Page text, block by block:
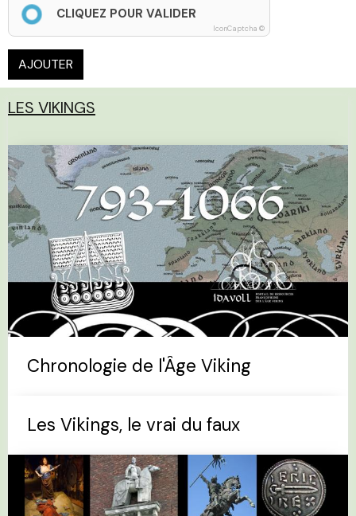
CLIQUEZ POUR VALIDER
IconCaptcha ©
AJOUTER
LES VIKINGS
Chronologie de l'Âge Viking
Les Vikings, le vrai du faux